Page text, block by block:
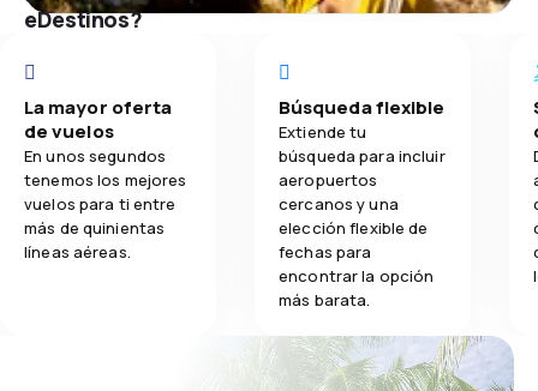
eDestinos?
La mayor oferta
de vuelos
En unos segundos
tenemos los mejores
vuelos para ti entre
más de quinientas
líneas aéreas.
Búsqueda flexible
Extiende tu
búsqueda para incluir
aeropuertos
cercanos y una
elección flexible de
fechas para
encontrar la opción
más barata.